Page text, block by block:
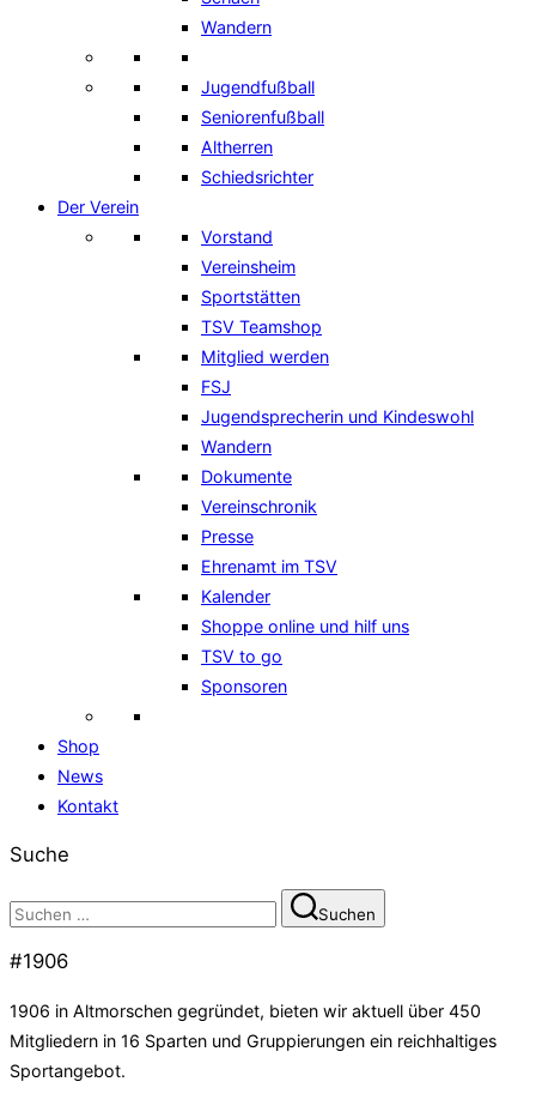
Wandern
Jugendfußball
Seniorenfußball
Altherren
Schiedsrichter
Der Verein
Vorstand
Vereinsheim
Sportstätten
TSV Teamshop
Mitglied werden
FSJ
Jugendsprecherin und Kindeswohl
Wandern
Dokumente
Vereinschronik
Presse
Ehrenamt im TSV
Kalender
Shoppe online und hilf uns
TSV to go
Sponsoren
Shop
News
Kontakt
Suche
Suchen
nach:
Suchen
#1906
1906 in Altmorschen gegründet, bieten wir aktuell über 450
Mitgliedern in 16 Sparten und Gruppierungen ein reichhaltiges
Sportangebot.